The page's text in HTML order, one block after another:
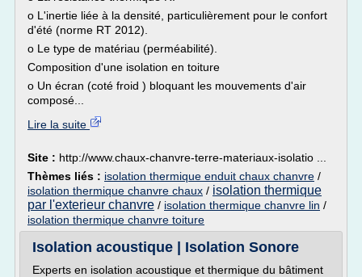
o L'inertie liée à la densité, particulièrement pour le confort
d'été (norme RT 2012).
o Le type de matériau (perméabilité).
Composition d'une isolation en toiture
o Un écran (coté froid ) bloquant les mouvements d'air
composé...
Lire la suite
Site : http://www.chaux-chanvre-terre-materiaux-isolatio ...
Thèmes liés : isolation thermique enduit chaux chanvre /
isolation thermique chanvre chaux / isolation thermique
par l'exterieur chanvre / isolation thermique chanvre lin /
isolation thermique chanvre toiture
Isolation acoustique | Isolation Sonore
Experts en isolation acoustique et thermique du bâtiment